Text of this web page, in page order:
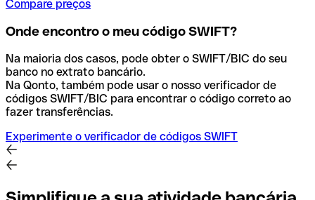
Compare preços
Onde encontro o meu código SWIFT?
Na maioria dos casos, pode obter o SWIFT/BIC do seu
banco no extrato bancário.
Na Qonto, também pode usar o nosso verificador de
códigos SWIFT/BIC para encontrar o código correto ao
fazer transferências.
Experimente o verificador de códigos SWIFT